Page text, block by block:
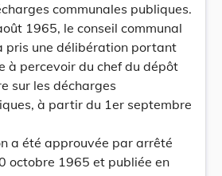
communales publiques.
1965, le conseil communal
pris une délibération portant
à percevoir du chef du dépôt
sur les décharges
à partir du 1er septembre
a été approuvée par arrêté
octobre 1965 et publiée en